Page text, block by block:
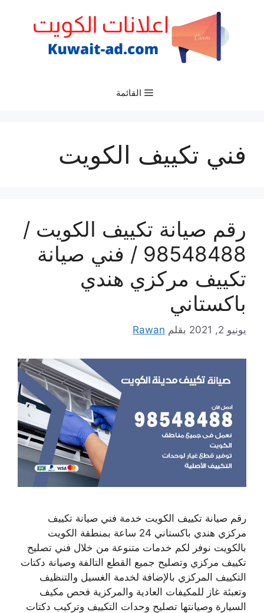
القائمة
فني تكييف الكويت
رقم صيانة تكييف الكويت /
98548488 / فني صيانة
تكييف مركزي هندي
باكستاني
يونيو 2, 2021 بقلم Rawan
رقم صيانة تكييف الكويت خدمة فني صيانة تكييف
مركزي هندي باكستاني 24 ساعة بمنطقة الكويت
بالكويت نوفر لكم خدمات متنوعة من خلال فني تصليح
تكييف مركزي وتصليح جميع القطع التالفة وصيانة دكتات
التكييف المركزي بالإضافة لخدمة الغسيل والتنظيف
وتعبئة غاز للمكيفات العادية والمركزية فحص مكيف
السيارة وصيانتها تصليح وحدات التكييف وتركيب دكتات